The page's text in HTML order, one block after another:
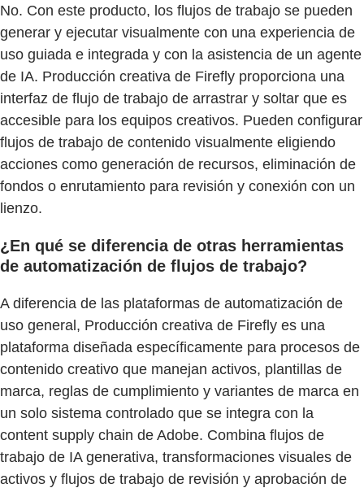
No. Con este producto, los flujos de trabajo se pueden
generar y ejecutar visualmente con una experiencia de
uso guiada e integrada y con la asistencia de un agente
de IA. Producción creativa de Firefly proporciona una
interfaz de flujo de trabajo de arrastrar y soltar que es
accesible para los equipos creativos. Pueden configurar
flujos de trabajo de contenido visualmente eligiendo
acciones como generación de recursos, eliminación de
fondos o enrutamiento para revisión y conexión con un
lienzo.
¿En qué se diferencia de otras herramientas
de automatización de flujos de trabajo?
A diferencia de las plataformas de automatización de
uso general, Producción creativa de Firefly es una
plataforma diseñada específicamente para procesos de
contenido creativo que manejan activos, plantillas de
marca, reglas de cumplimiento y variantes de marca en
un solo sistema controlado que se integra con la
content supply chain de Adobe. Combina flujos de
trabajo de IA generativa, transformaciones visuales de
activos y flujos de trabajo de revisión y aprobación de